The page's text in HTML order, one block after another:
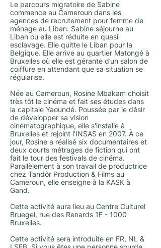
Le parcours migratoire de Sabine
commence au Cameroun dans les
agences de recrutement pour femme de
ménage au Liban. Sabine séjourne au
Liban où elle est réduite en quasi
esclavage. Elle quitte le Liban pour la
Belgique. Elle arrive au quartier Matongé à
Bruxelles où elle est gérante d’un salon de
coiffure en attendant que sa situation se
régularise.
Née au Cameroun, Rosine Mbakam choisit
très tôt le cinéma et fait ses études dans
la capitale Yaoundé. Poussée par le désir
de développer sa vision
cinématographique, elle s'installe à
Bruxelles et rejoint l’INSAS en 2007. À ce
jour, Rosine a réalisé six documentaires et
deux courts métrages de fiction qui ont
fait le tour des festivals de cinéma.
Parallèlement à son travail de productrice
chez Tandôr Production & Films au
Cameroun, elle enseigne à la KASK à
Gand.
Cette activité aura lieu au Centre Culturel
Bruegel, rue des Renards 1F - 1000
Bruxelles.
Cette activité sera introduite en FR, NL &